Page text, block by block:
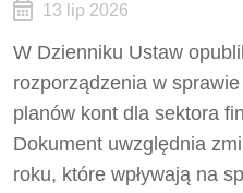
13 lip 2026
W Dzienniku Ustaw
rozporządzenia w
planów kont dla sektora
Dokument uwzględnia
roku, które wpływają na